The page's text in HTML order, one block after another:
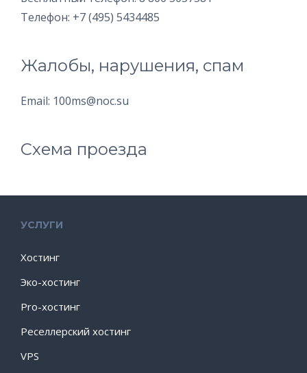
Телефон: +7 (495) 5434485
Жалобы, нарушения, спам
Email: 100ms@noc.su
Схема проезда
УСЛУГИ
Хостинг
Эко-хостинг
Pro-хостинг
Реселлерский хостинг
VPS